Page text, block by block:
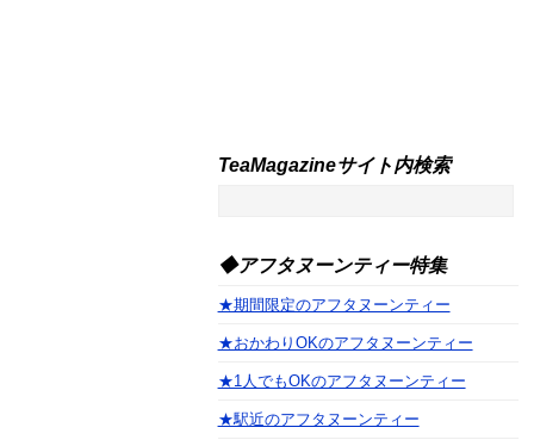
TeaMagazineサイト内検索
◆アフタヌーンティー特集
★期間限定のアフタヌーンティー
★おかわりOKのアフタヌーンティー
★1人でもOKのアフタヌーンティー
★駅近のアフタヌーンティー